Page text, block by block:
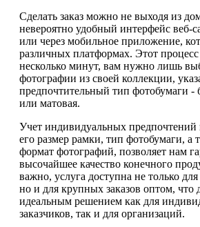
Сделать заказ можно не выходя из
невероятно удобный интерфейс веб-
или через мобильное приложение,
различных платформах. Этот процесс
несколько минут, вам нужно лишь
фотографии из своей коллекции,
предпочтительный тип фотобумаги -
или матовая.
Учет индивидуальных предпочтений
его размер рамки, тип фотобумаги, а
формат фотографий, позволяет нам
высочайшее качество конечного
важно, услуга доступна не только
но и для крупных заказов оптом, что
идеальным решением как для
заказчиков, так и для организаций.